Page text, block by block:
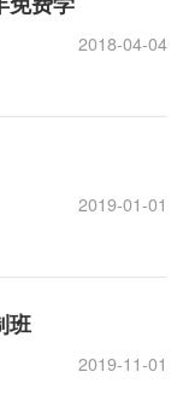
2018-04-04
2019-01-01
班
2019-11-01